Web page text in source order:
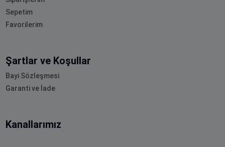
Sepetim
Favorilerim
Şartlar ve Koşullar
Bayi Sözleşmesi
Garanti ve İade
Kanallarımız